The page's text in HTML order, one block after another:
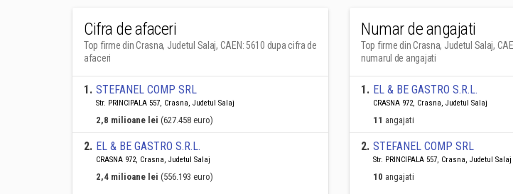
Cifra de afaceri
Top firme din Crasna, Judetul Salaj, CAEN: 5610 dupa cifra de
afaceri
1. STEFANEL COMP SRL
Str. PRINCIPALA 557, Crasna, Judetul Salaj
2,8 milioane lei (627.458 euro)
2. EL & BE GASTRO S.R.L.
CRASNA 972, Crasna, Judetul Salaj
2,4 milioane lei (556.193 euro)
Numar de angajati
Top firme din Crasna, Judetul Salaj,
numarul de angajati
1. EL & BE GASTRO S.R.L.
CRASNA 972, Crasna, Judetul Salaj
11 angajati
2. STEFANEL COMP SRL
Str. PRINCIPALA 557, Crasna, Judetul Salaj
10 angajati